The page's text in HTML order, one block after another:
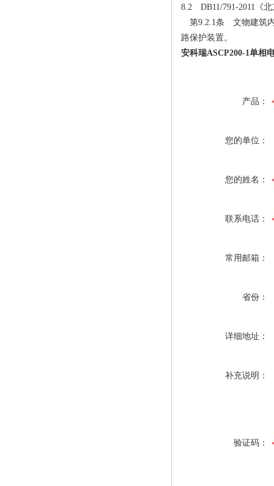
8.2 DB11/791-2011《
第9.2.1条 文物建筑内
路保护装置。
安科瑞ASCP200-1单相
产品：
您的单位：
您的姓名：
联系电话：
常用邮箱：
省份：
详细地址：
补充说明：
验证码：